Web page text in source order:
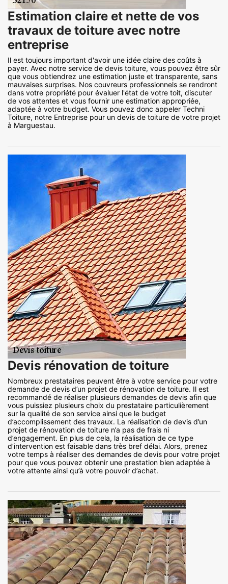
Estimation claire et nette de vos
travaux de toiture avec notre
entreprise
Il est toujours important d'avoir une idée claire des coûts à
payer. Avec notre service de devis toiture, vous pouvez être sûr
que vous obtiendrez une estimation juste et transparente, sans
mauvaises surprises. Nos couvreurs professionnels se rendront
dans votre propriété pour évaluer l'état de votre toit, discuter
de vos attentes et vous fournir une estimation appropriée,
adaptée à votre budget. Vous pouvez donc appeler Techni
Toiture, notre Entreprise pour un devis de toiture de votre projet
à Marguestau.
Devis rénovation de toiture
Nombreux prestataires peuvent être à votre service pour votre
demande de devis d’un projet de rénovation de toiture. Il est
recommandé de réaliser plusieurs demandes de devis afin que
vous puissiez plusieurs choix du prestataire particulièrement
sur la qualité de son service ainsi que le budget
d’accomplissement des travaux. La réalisation de devis d’un
projet de rénovation de toiture n’a pas de frais ni
d’engagement. En plus de cela, la réalisation de ce type
d’intervention est faisable dans très bref délai. Alors, prenez
votre temps à réaliser des demandes de devis pour votre projet
pour que vous pouvez obtenir une prestation bien adaptée à
votre attente ainsi qu’à votre pouvoir d’achat.